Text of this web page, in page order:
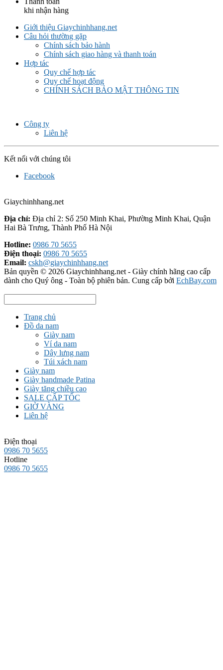
khi nhận hàng
Giới thiệu Giaychinhhang.net
Câu hỏi thường gặp
Chính sách bảo hành
Chính sách giao hàng và thanh toán
Hợp tác
Quy chế hợp tác
Quy chế hoạt động
CHÍNH SÁCH BẢO MẬT THÔNG TIN
Công ty
Liên hệ
Kết nối với chúng tôi
Facebook
Giaychinhhang.net
Địa chỉ: Địa chỉ 2: Số 250 Minh Khai, Phường Minh Khai, Quận
Hai Bà Trưng, Thành Phố Hà Nội
Hotline: 0986 70 5655
Điện thoại: 0986 70 5655
Email: cskh@giaychinhhang.net
Bản quyền © 2026 Giaychinhhang.net - Giày chính hãng cao cấp
dành cho Quý ông - Toàn bộ phiên bản. Cung cấp bởi EchBay.com
Trang chủ
Đồ da nam
Giày nam
Ví da nam
Dây lưng nam
Túi xách nam
Giày nam
Giày handmade Patina
Giày tăng chiều cao
SALE CẤP TỐC
GIỜ VÀNG
Liên hệ
Điện thoại
0986 70 5655
Hotline
0986 70 5655